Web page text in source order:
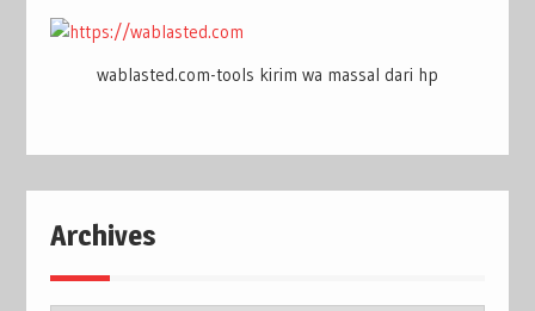
wablasted.com-tools kirim wa massal dari hp
Archives